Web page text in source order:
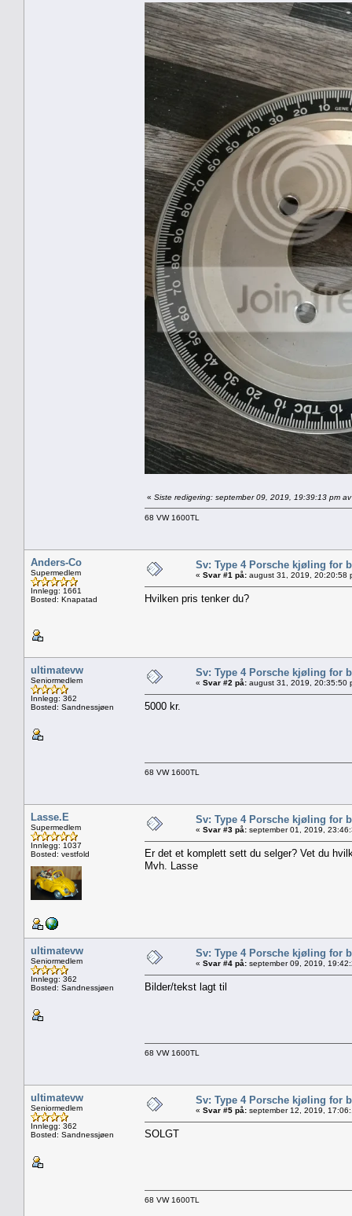
« Siste redigering: september 09, 2019, 19:39:13 pm
68 VW 1600TL
Anders-Co
Supermedlem
Innlegg: 1661
Bosted: Knapatad
Sv: Type 4 Porsche kjøling for
« Svar #1 på: august 31, 2019, 20:20:58
Hvilken pris tenker du?
ultimatevw
Seniormedlem
Innlegg: 362
Bosted: Sandnessjøen
Sv: Type 4 Porsche kjøling for
« Svar #2 på: august 31, 2019, 20:35:50
5000 kr.
68 VW 1600TL
Lasse.E
Supermedlem
Innlegg: 1037
Bosted: vestfold
Sv: Type 4 Porsche kjøling for
« Svar #3 på: september 01, 2019,
Er det et komplett sett du selger? Vet du
Mvh. Lasse
ultimatevw
Seniormedlem
Innlegg: 362
Bosted: Sandnessjøen
Sv: Type 4 Porsche kjøling for
« Svar #4 på: september 09, 2019,
Bilder/tekst lagt til
68 VW 1600TL
ultimatevw
Seniormedlem
Innlegg: 362
Bosted: Sandnessjøen
Sv: Type 4 Porsche kjøling for
« Svar #5 på: september 12, 2019,
SOLGT
68 VW 1600TL